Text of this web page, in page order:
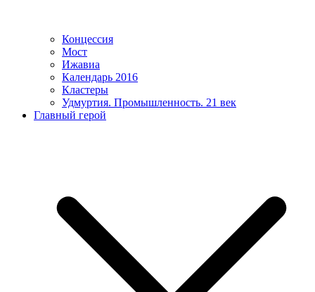
Концессия
Мост
Ижавиа
Календарь 2016
Кластеры
Удмуртия. Промышленность. 21 век
Главный герой